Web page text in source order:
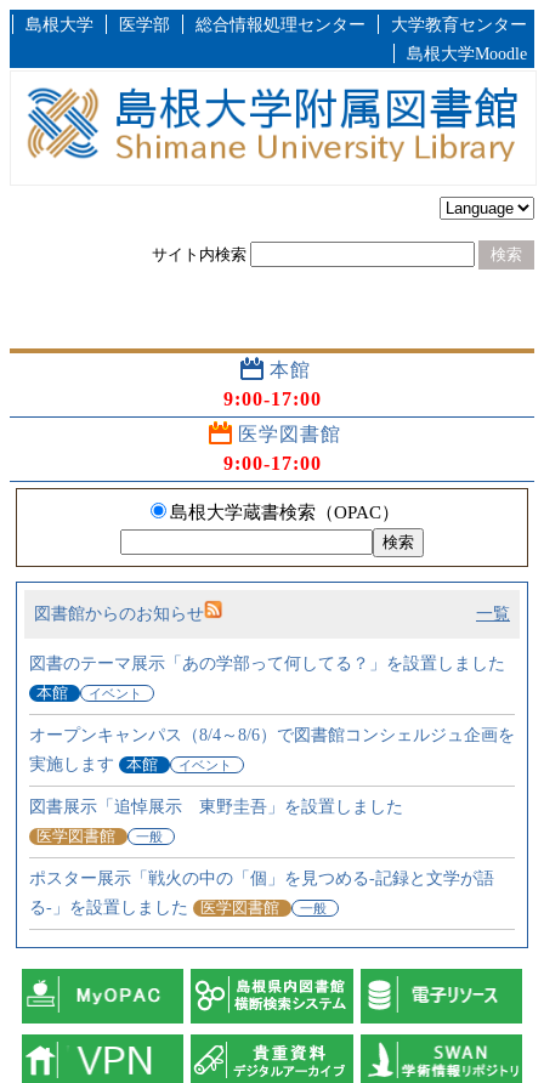
島根大学 医学部 総合情報処理センター
大学教育センター
島根大学Moodle
サイト内検索
本館
9:00-17:00
医学図書館
9:00-17:00
島根大学蔵書検索（OPAC）
図書館からのお知らせ 一覧
図書のテーマ展示「あの学部って何してる？」を設置しました
オープンキャンパス（8/4～8/6）で図書館コンシェルジュ企画を
実施します
図書展示「追悼展示 東野圭吾」を設置しました
ポスター展示「戦火の中の「個」を見つめる-記録と文学が語
る-」を設置しました
インフォ・アクセス（医学図書館ニュース）2026 vol.22 no.8を
発行しました
【医学図書館】開館日程について（8月） / Medical Library
schedule （August）